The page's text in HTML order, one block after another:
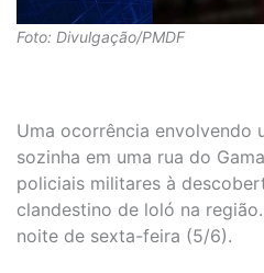
Foto: Divulgação/PMDF
Uma ocorrência envolvendo
sozinha em uma rua do
policiais militares à
clandestino de loló na
noite de sexta-feira (5/6).